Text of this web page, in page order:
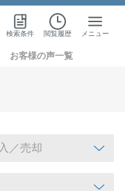
検索条件 閲覧履歴 メニュー
お客様の声一覧